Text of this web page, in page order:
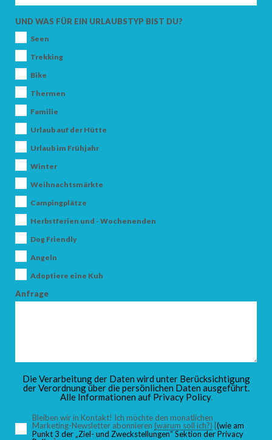
ABFAHRT
UND WAS FÜR EIN URLAUBSTYP BIST DU?
Seen
Trekking
Bike
Thermen
Familie
Urlaub auf der Hütte
Urlaub im Frühjahr
Winter
Weihnachtsmärkte
Campingplätze
Herbstferien und - Wochenenden
Dog Friendly
Angeln
Adoptiere eine Kuh
Anfrage
Die Verarbeitung der Daten wird unter Berücksichtigung
der Verordnung über die persönlichen Daten ausgeführt.
Alle Informationen auf Privacy Policy.
Bleiben wir in Kontakt! Ich möchte den monatlichen
Marketing-Newsletter abonnieren (warum soll ich?) [(wie am
Punkt 3 der „Ziel- und Zweckstellungen“ Sektion der Privacy